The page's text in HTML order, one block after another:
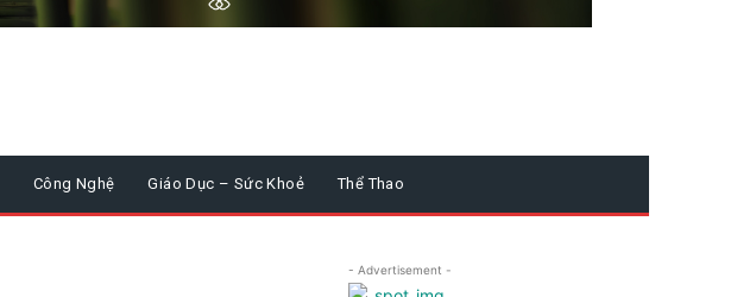
Công Nghệ Giáo Dục – Sức Khoẻ Thể Thao
- Advertisement -